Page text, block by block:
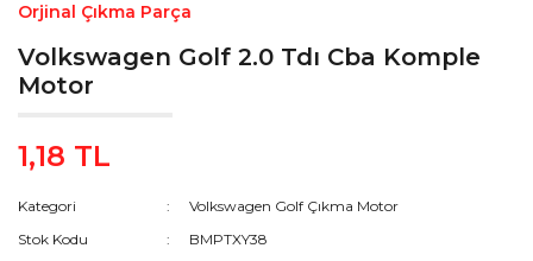
Orjinal Çıkma Parça
Volkswagen Golf 2.0 Tdı Cba Komple
Motor
1,18 TL
Kategori
Volkswagen Golf Çıkma Motor
Stok Kodu
BMPTXY38